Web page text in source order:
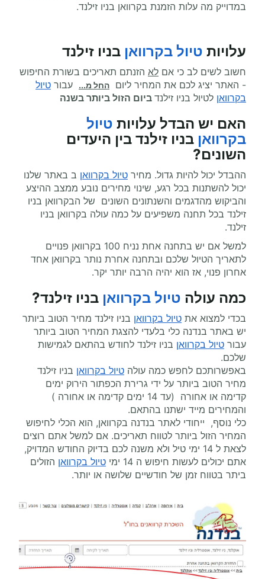
במדוייק מה עלות הזמנת בקרוואן בניו זילנד.
עלויות טיול בקרוואן בניו זילנד
חשוב לשים לב כי אם לא הזנתם תאריכים בשורת החיפוש
- האתר יציג לכם את המחיר ליום החל מ... עבור טיול
בקרוואן לטיול בניו זילנד ביום הזול ביותר בשנה
האם יש הבדל עלויות טיול
בקרוואן בניו זילנד בין היעדים
השונים?
ההבדל יכול להיות גדול. מחיר טיול בקרוואן ב באתר שלנו
יכול להשתנות בכל רגע, שינוי מחירים נובע ממצב ההיצע
והביקוש מהדגמים והשנתונים השונים של הבקרוואן בניו
זילנד בכל תחנה משפיעים על כמה עולה בקרוואן בניו
זילנד.
למשל אם יש בתחנה אחת נניח 100 בקרוואן פנויים
לתאריך הטיול שלכם ובתחנה אחרת נותר בקרוואן אחד
אחרון פנוי, אז הוא יהיה הרבה יותר יקר.
כמה עולה טיול בקרוואן בניו זילנד?
בכדי למצוא את טיול בקרוואן בניו זילנד מחיר הטוב ביותר
יש באתר בנדנה כלי בלעדי להצגת המחיר הטוב ביותר
עבור טיול בקרוואן בניו זילנד לחודש בהתאם לגמישות
שלכם.
באפשרותכם לחפש כמה עולה טיול בקרוואן בניו זילנד
מחיר הטוב ביותר על ידי גרירת הכפתור הירוק ימים
קדימה או אחורה (עד 14 ימים קדימה או אחורה )
והמחירים מייד ישתנו בהתאם.
כלי נוסף, ייחודי לאתר בנדנה בקרוואן, הוא הכלי לחיפוש
המחיר הזול ביותר לטווח תאריכים. אם למשל אתם רוצים
לצאת ל 14 ימי טיל ולא משנה לכם בדיוק החודש המדויק,
אתם יכולים לעשות חיפוש ה 14 ימי
טיול בקרוואן הזולים
ביתר בטווח זמן של חודשיים שלושה או יותר.